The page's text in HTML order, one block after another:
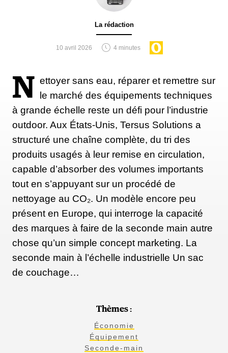
quelques jours, mais attention, si vous étiez déjà
client de la plateforme, Probikeshop précise que les
anciens comptes ainsi que les historiques de
donc créer un nouveau compte sur le site. .
La rédaction
10 avril 2026 4 minutes
N ettoyer sans eau, réparer et remettre sur
le marché des équipements techniques
à grande échelle reste un défi pour l’industrie
outdoor. Aux États-Unis, Tersus Solutions a
structuré une chaîne complète, du tri des
produits usagés à leur remise en circulation,
capable d’absorber des volumes importants
tout en s’appuyant sur un procédé de
nettoyage au CO₂. Un modèle encore peu
présent en Europe, qui interroge la capacité
des marques à faire de la seconde main autre
chose qu’un simple concept marketing. La
seconde main à l’échelle industrielle Un sac
de couchage…
Thèmes :
Économie
Équipement
Seconde-main